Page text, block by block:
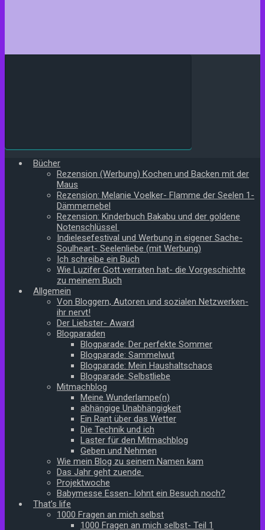
Bücher
Rezension (Werbung) Kochen und Backen mit der
Maus
Rezension: Melanie Voelker- Flamme der Seelen 1-
Dämmernebel
Rezension: Kinderbuch Bakabu und der goldene
Notenschlüssel
Indielesefestival und Werbung in eigener Sache-
Soulheart- Seelenliebe (mit Werbung)
Ich schreibe ein Buch
Wie Luzifer Gott verraten hat- die Vorgeschichte
zu meinem Buch
Allgemein
Von Bloggern, Autoren und sozialen Netzwerken-
ihr nervt!
Der Liebster- Award
Blogparaden
Blogparade: Der perfekte Sommer
Blogparade: Sammelwut
Blogparade: Mein Haushaltschaos
Blogparade: Selbstliebe
Mitmachblog
Meine Wunderlampe(n)
abhängige Unabhängigkeit
Ein Rant über das Wetter
Die Technik und ich
Laster für den Mitmachblog
Geben und Nehmen
Wie mein Blog zu seinem Namen kam
Das Jahr geht zuende
Projektwoche
Babymesse Essen- lohnt ein Besuch noch?
That’s life
1000 Fragen an mich selbst
1000 Fragen an mich selbst- Teil 1